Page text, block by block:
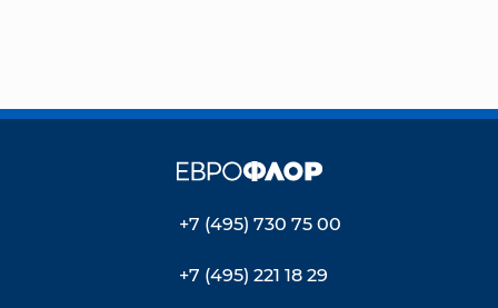
+7 (495) 730 75 00
+7 (495) 221 18 29